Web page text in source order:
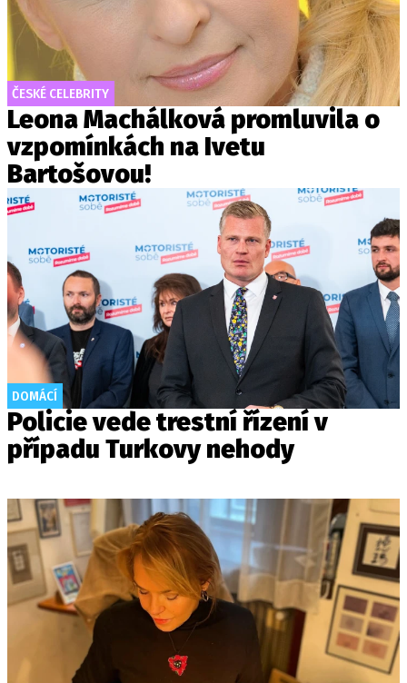
ČESKÉ CELEBRITY
Leona Machálková promluvila o
vzpomínkách na Ivetu
Bartošovou!
DOMÁCÍ
Policie vede trestní řízení v
případu Turkovy nehody